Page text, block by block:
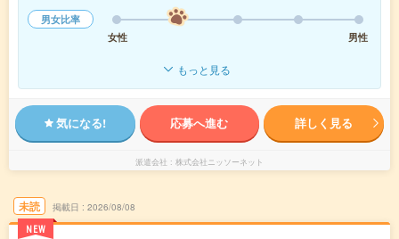
男女比率
女性
男性
もっと見る
気になる! 応募へ進む 詳しく見る
派遣会社 株式会社ニッソーネット
未読
NEW
掲載日 2026/08/08